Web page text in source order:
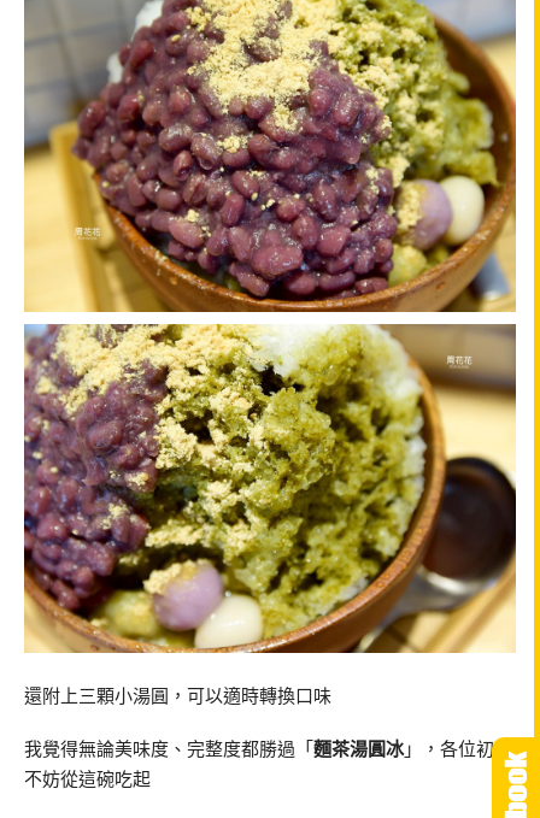
還附上三顆小湯圓，可以適時轉換口味
我覺得無論美味度、完整度都勝過「麵茶湯圓冰」，各位初訪
不妨從這碗吃起